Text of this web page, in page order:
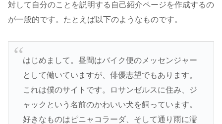
対して自分のことを説明する自己紹介ページを作成するの
が一般的です。たとえば以下のようなものです。
はじめまして。昼間はバイク便のメッセンジャー
として働いていますが、俳優志望でもあります。
これは僕のサイトです。ロサンゼルスに住み、ジ
ャックという名前のかわいい犬を飼っています。
好きなものはピニャコラーダ、そして通り雨に濡